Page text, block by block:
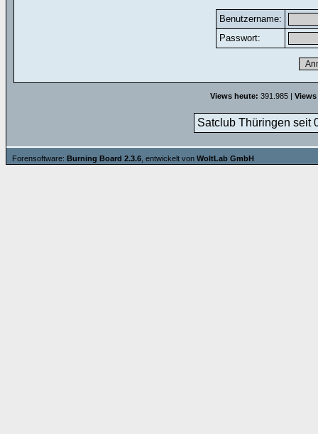
Benutzername:
Passwort:
Views heute: 391.985 |
Satclub Thüringen seit
Forensoftware: Burning Board 2.3.6 , entwickelt von WoltLab GmbH